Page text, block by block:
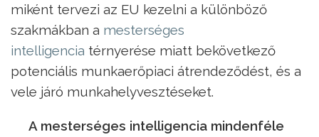
miként tervezi az EU kezelni a különböző
szakmákban a mesterséges
intelligencia térnyerése miatt bekövetkező
potenciális munkaerőpiaci átrendeződést, és a
vele járó munkahelyvesztéseket.
A mesterséges intelligencia mindenféle